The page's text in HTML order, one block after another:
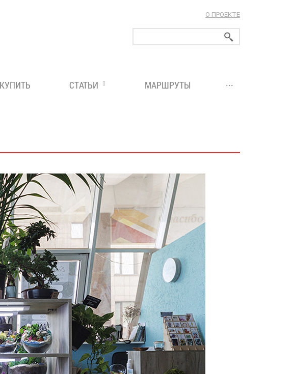
О ПРОЕКТЕ
СТАТЬИ МАРШРУТЫ ...